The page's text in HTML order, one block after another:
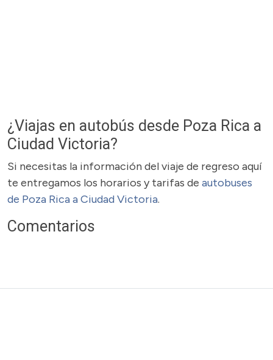
¿Viajas en autobús desde Poza Rica a
Ciudad Victoria?
Si necesitas la información del viaje de regreso aquí
te entregamos los horarios y tarifas de autobuses
de Poza Rica a Ciudad Victoria.
Comentarios